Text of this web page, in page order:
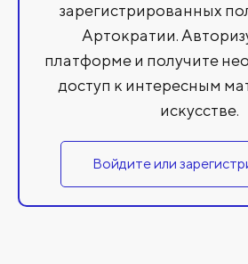
зарегистрированных
Артократии.
платформе и получите
доступ к интересным
искусстве.
Войдите или